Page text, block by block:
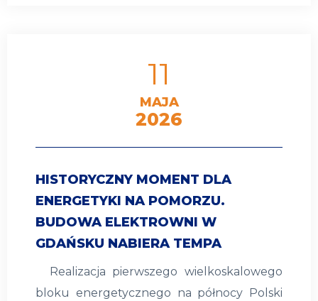
11
MAJA
2026
HISTORYCZNY MOMENT DLA
ENERGETYKI NA POMORZU.
BUDOWA ELEKTROWNI W
GDAŃSKU NABIERA TEMPA
Realizacja pierwszego wielkoskalowego
bloku energetycznego na północy Polski